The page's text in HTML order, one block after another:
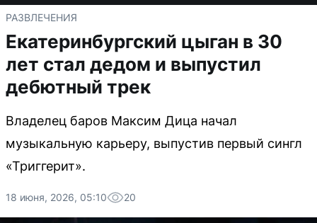
РАЗВЛЕЧЕНИЯ
Екатеринбургский цыган в 30
лет стал дедом и выпустил
дебютный трек
Владелец баров Максим Дица начал
музыкальную карьеру, выпустив первый сингл
«Триггерит».
18 июня, 2026, 05:10 20